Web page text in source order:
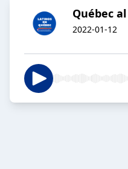
Québec
2022-01-12